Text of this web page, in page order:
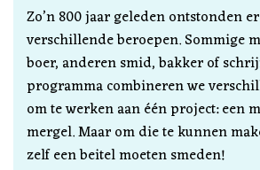
Zo’n 800 jaar geleden ontstonden
verschillende beroepen. Sommige
boer, anderen smid, bakker of
programma combineren we
om te werken aan één project: een
mergel. Maar om die te kunnen
zelf een beitel moeten smeden!